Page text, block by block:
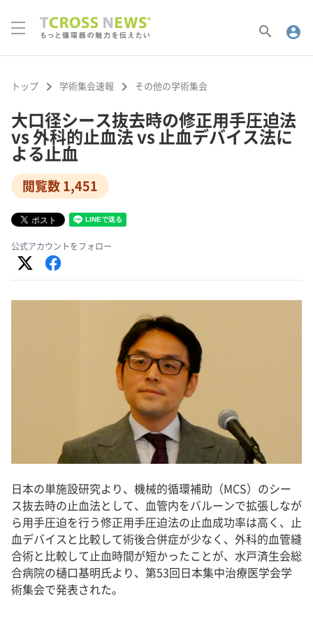
search account_circle
トップ keyboard_arrow_right 学術集会速報 keyboard_arrow_right その他の学術集会
大口径シース抜去時の修正用手圧迫法
vs 外科的止血法 vs 止血デバイス法に
よる止血
閲覧数 1,451
公式アカウントをフォロー
日本の単施設研究より、機械的循環補助（MCS）のシー
ス抜去時の止血法として、血管内をバルーンで拡張しなが
ら用手圧迫を行う修正用手圧迫法の止血成功率は高く、止
血デバイスと比較して術後合併症が少なく、外科的血管縫
合術と比較して止血時間が短かったことが、水戸済生会総
合病院の樋口基明氏より、第53回日本集中治療医学会学
術集会で発表された。